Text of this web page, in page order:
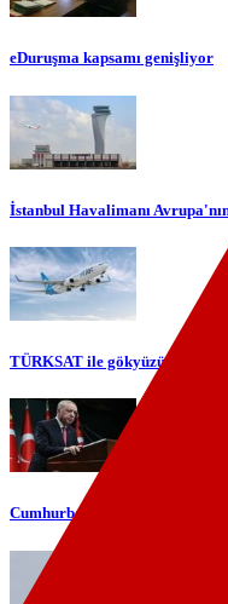
eDuruşma kapsamı genişliyor
İstanbul Havalimanı
TÜRKSAT ile gökyüzünde yerli
Cumhurbaşkanı Erdoğan'dan